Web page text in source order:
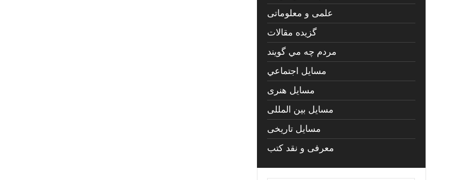
علمی و معلوماتی
گزیده مقالات
مردم چه مي گويند
مسايل اجتماعي
مسايل هنری
مسایل بین المللی
مسایل تاریخی
معرفی و نقد کتب